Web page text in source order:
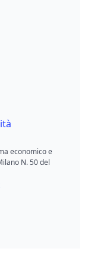
economico e
N. 50 del